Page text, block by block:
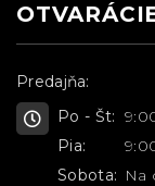
Predajňa:
Po - Št:
Pia:
Sobota: Na